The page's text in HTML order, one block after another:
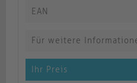
EAN
Für weitere
Ihr Preis